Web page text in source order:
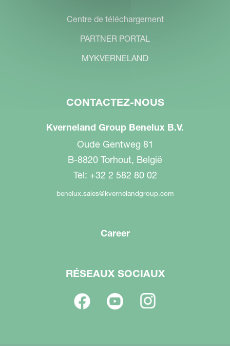
Centre de téléchargement
PARTNER PORTAL
MYKVERNELAND
CONTACTEZ-NOUS
Kverneland Group Benelux B.V.
Oude Gentweg 81
B-8820 Torhout, België
Tel: +32 2 582 80 02
benelux.sales@kvernelandgroup.com
Career
RÉSEAUX SOCIAUX